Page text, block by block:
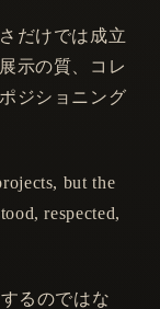
だけでは成立
示の質、コレ
ジショニング
but the
respected,
るのではな